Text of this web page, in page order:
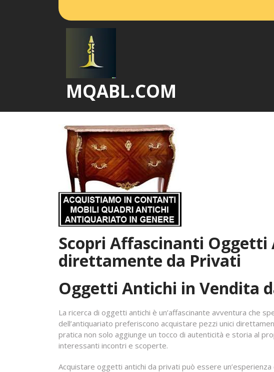
MQABL.COM
Scopri Affascinanti
direttamente da Privati
Oggetti Antichi in Vendita
La ricerca di oggetti antichi è un’affascinante avventura che
dell’antiquariato preferiscono acquistare pezzi unici
pratica non solo aggiunge un tocco di autenticità e storia al
interessanti incontri e scoperte.
Acquistare oggetti antichi da privati può essere